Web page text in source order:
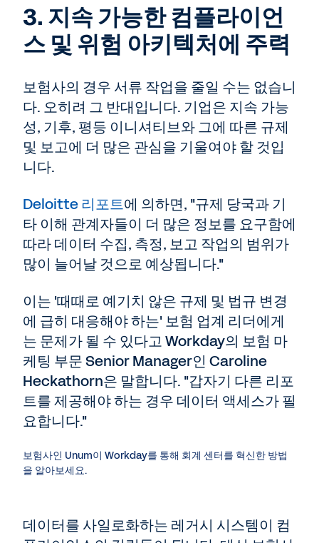
3. 지속 가능한 컴플라이언
스 및 위험 아키텍처에 주력
보험사의 경우 서류 작업을 줄일 수는 없습니
다. 오히려 그 반대입니다. 기업은 지속 가능
성, 기후, 평등 이니셔티브와 그에 따른 규제
및 보고에 더 많은 관심을 기울여야 할 것입
니다.
Deloitte 리포트에 의하면, "규제 당국과 기
타 이해 관계자들이 더 많은 정보를 요구함에
따라 데이터 수집, 측정, 보고 작업의 범위가
많이 늘어날 것으로 예상됩니다."
이는 '때때로 예기치 않은 규제 및 법규 변경
에 급히 대응해야 하는' 보험 업계 리더에게
는 문제가 될 수 있다고 Workday의 보험 마
케팅 부문 Senior Manager인 Caroline
Heckathorn은 말합니다. "갑자기 다른 리포
트를 제공해야 하는 경우 데이터 액세스가 필
요합니다."
보험사인 Unum이 Workday를 통해 회계 센터를 혁신한 방법
을 알아보세요.
데이터를 사일로화하는 레거시 시스템이 컴